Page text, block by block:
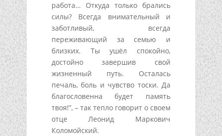
работа… Откуда только брались
силы? Всегда внимательный и
заботливый, всегда
переживающий за семью и
близких. Ты ушёл спокойно,
достойно завершив свой
жизненный путь. Осталась
печаль, боль и чувство тоски. Да
благословенна будет память
твоя!”, – так тепло говорит о своем
отце Леонид Маркович
Коломойский.